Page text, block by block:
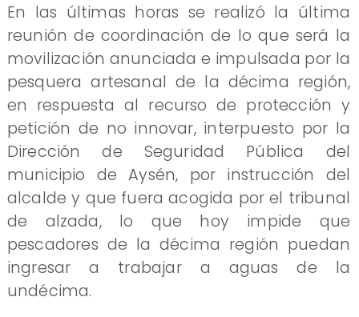
En las últimas horas se realizó la última
reunión de coordinación de lo que será la
movilización anunciada e impulsada por la
pesquera artesanal de la décima región,
en respuesta al recurso de protección y
petición de no innovar, interpuesto por la
Dirección de Seguridad Pública del
municipio de Aysén, por instrucción del
alcalde y que fuera acogida por el tribunal
de alzada, lo que hoy impide que
pescadores de la décima región puedan
ingresar a trabajar a aguas de la
undécima.